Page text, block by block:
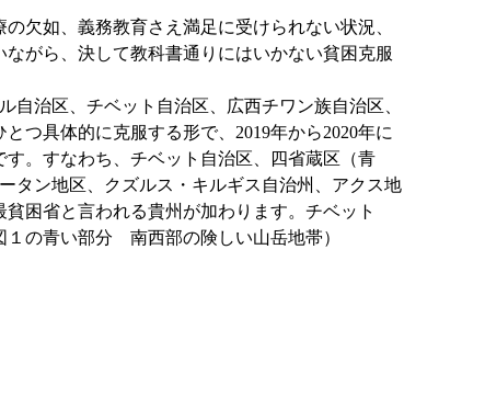
欠如、義務教育さえ満足に受けられない状況、
がら、決して教科書通りにはいかない貧困克服
治区、チベット自治区、広西チワン族自治区、
つ具体的に克服する形で、2019年から2020年に
。すなわち、チベット自治区、四省蔵区（青
タン地区、クズルス・キルギス自治州、アクス地
困省と言われる貴州が加わります。チベット
の青い部分 南西部の険しい山岳地帯）